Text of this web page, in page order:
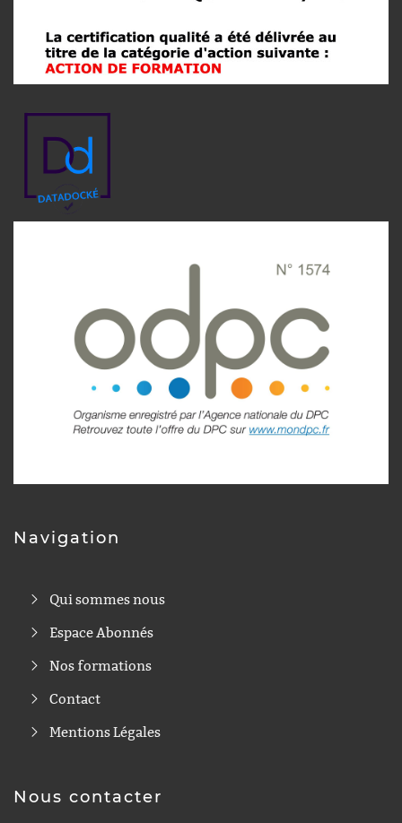
Navigation
Qui sommes nous
Espace Abonnés
Nos formations
Contact
Mentions Légales
Nous contacter